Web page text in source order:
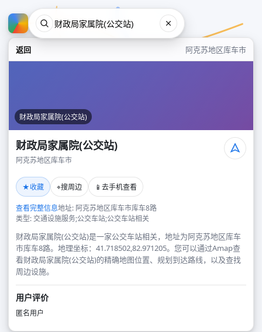
返回 阿克苏地区库车市
财政局家属院(公交站)
财政局家属院(公交站)
阿克苏地区库车市
★收藏 ⌖搜周边 📱 去手机查看
查看完整信息地址: 阿克苏地区库车市库车8路
类型: 交通设施服务;公交车站;公交车站相关
财政局家属院(公交站)是一家公交车站相关，地址为阿克苏地区库车
市库车8路。地理坐标：41.718502,82.971205。您可以通过Amap查
看财政局家属院(公交站)的精确地图位置、规划到达路线，以及查找
周边设施。
用户评价
匿名用户